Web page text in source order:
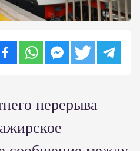
перерыва